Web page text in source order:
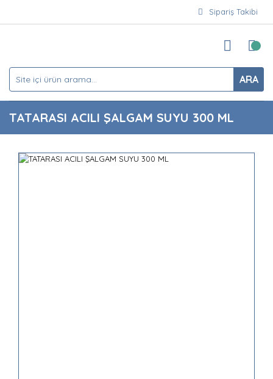
Sipariş Takibi
ARA
TATARASI ACILI ŞALGAM SUYU 300 ML